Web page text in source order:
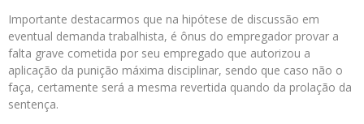
Importante destacarmos que na hipótese de discussão em
eventual demanda trabalhista, é ônus do empregador provar a
falta grave cometida por seu empregado que autorizou a
aplicação da punição máxima disciplinar, sendo que caso não o
faça, certamente será a mesma revertida quando da prolação da
sentença.